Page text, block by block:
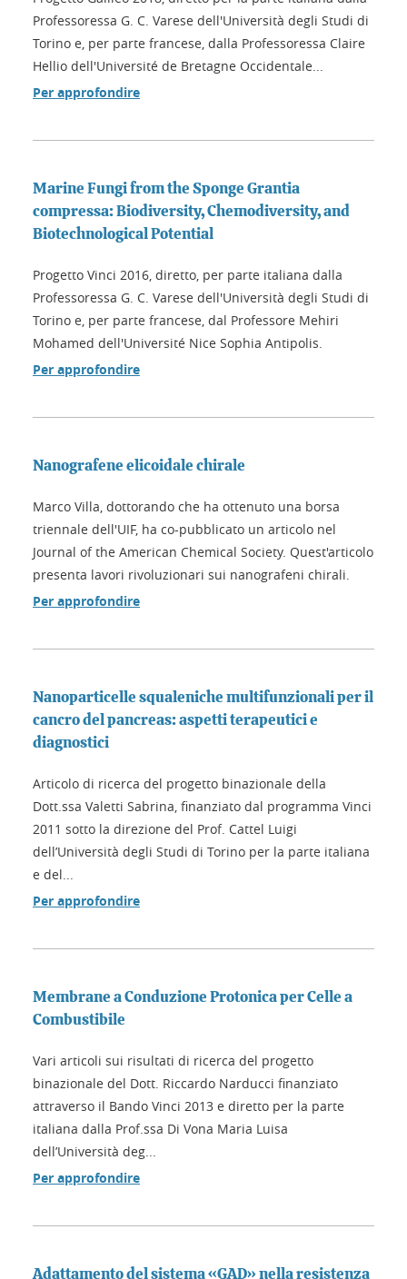
Professoressa G. C. Varese dell'Università degli Studi di
Torino e, per parte francese, dalla Professoressa Claire
Hellio dell'Université de Bretagne Occidentale...
Per approfondire
Marine Fungi from the Sponge Grantia
compressa: Biodiversity, Chemodiversity, and
Biotechnological Potential
Progetto Vinci 2016, diretto, per parte italiana dalla
Professoressa G. C. Varese dell'Università degli Studi di
Torino e, per parte francese, dal Professore Mehiri
Mohamed dell'Université Nice Sophia Antipolis.
Per approfondire
Nanografene elicoidale chirale
Marco Villa, dottorando che ha ottenuto una borsa
triennale dell'UIF, ha co-pubblicato un articolo nel
Journal of the American Chemical Society. Quest'articolo
presenta lavori rivoluzionari sui nanografeni chirali.
Per approfondire
Nanoparticelle squaleniche multifunzionali per il
cancro del pancreas: aspetti terapeutici e
diagnostici
Articolo di ricerca del progetto binazionale della
Dott.ssa Valetti Sabrina, finanziato dal programma Vinci
2011 sotto la direzione del Prof. Cattel Luigi
dell’Università degli Studi di Torino per la parte italiana
e del...
Per approfondire
Membrane a Conduzione Protonica per Celle a
Combustibile
Vari articoli sui risultati di ricerca del progetto
binazionale del Dott. Riccardo Narducci finanziato
attraverso il Bando Vinci 2013 e diretto per la parte
italiana dalla Prof.ssa Di Vona Maria Luisa
dell’Università deg...
Per approfondire
Adattamento del sistema «GAD» nella resistenza